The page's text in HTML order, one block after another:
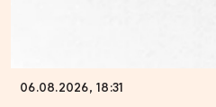
06.08.2026, 18:31